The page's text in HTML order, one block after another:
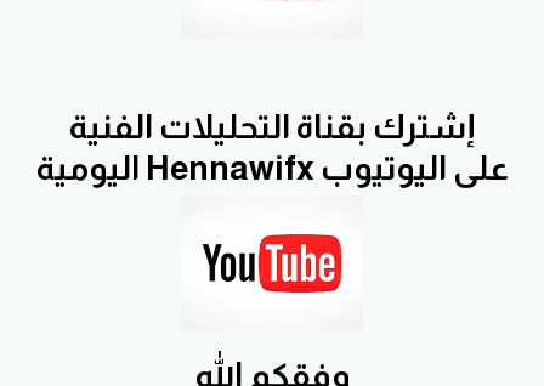
إشترك بقناة التحليلات الفنية
اليومية Hennawifx على اليوتيوب
وفقكم الله